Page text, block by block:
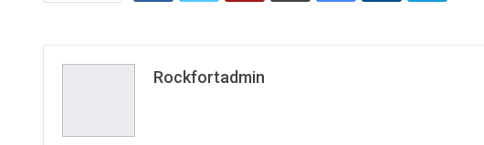
Rockfortadmin